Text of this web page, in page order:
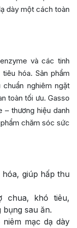
dày một cách toàn
và các tinh
hóa. Sản phẩm
nghiêm ngặt
toàn tối ưu. Gasso
– thương hiệu danh
chăm sóc sức
giúp hấp thu
chua, khó tiêu,
sau ăn.
mạc dạ dày